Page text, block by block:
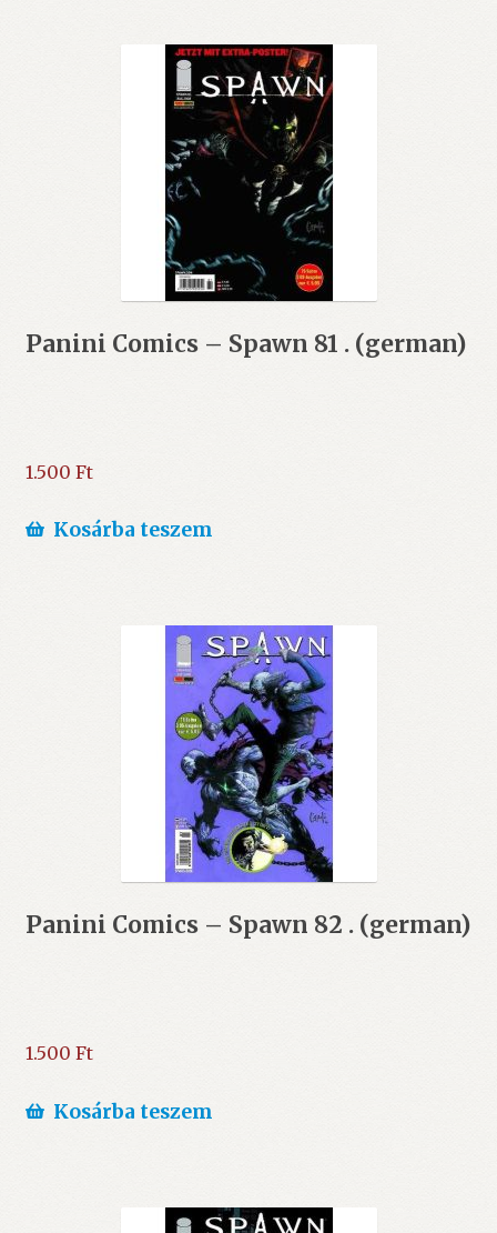
Panini Comics – Spawn 81 . (german)
1.500 Ft
Kosárba teszem
Panini Comics – Spawn 82 . (german)
1.500 Ft
Kosárba teszem